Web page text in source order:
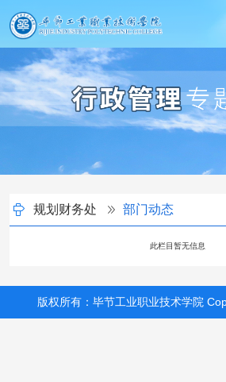
规划财务处 部门动态
此栏目暂无信息
版权所有：毕节工业职业技术学院